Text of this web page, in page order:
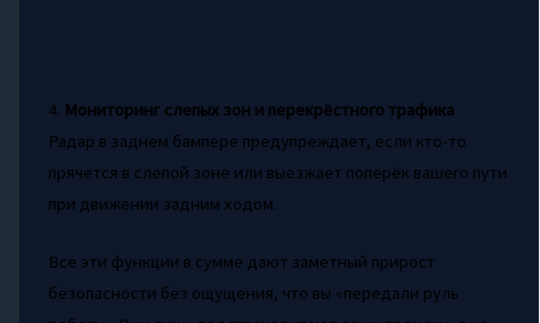
4. Мониторинг слепых зон и перекрёстного трафика
Радар в заднем бампере предупреждает, если кто-то
прячется в слепой зоне или выезжает поперёк вашего пути
при движении задним ходом.
Все эти функции в сумме дают заметный прирост
безопасности без ощущения, что вы «передали руль